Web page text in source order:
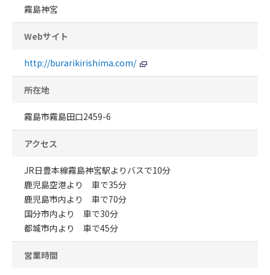
霧島神宮
Webサイト
http://burarikirishima.com/
所在地
霧島市霧島田口2459-6
アクセス
JR日豊本線霧島神宮駅よりバスで10分
鹿児島空港より 車で35分
鹿児島市内より 車で70分
国分市内より 車で30分
都城市内より 車で45分
営業時間